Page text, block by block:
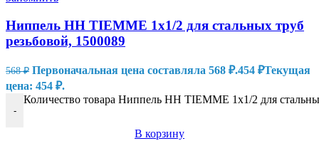
Ниппель HH TIEMME 1х1/2 для стальных труб
резьбовой, 1500089
568₽ Первоначальная цена составляла 568 ₽.454 ₽Текущая
цена: 454 ₽.
-
Количество товара Ниппель HH TIEMME 1х1/2 для
В корзину